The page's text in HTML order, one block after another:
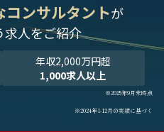
ンサルタントが
求人をご紹介
年収2,000万円超
1,000求人以上
※2025年9月末時点
※2024年1-12月の実績に基づく